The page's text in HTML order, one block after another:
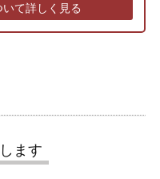
て詳しく見る
ます